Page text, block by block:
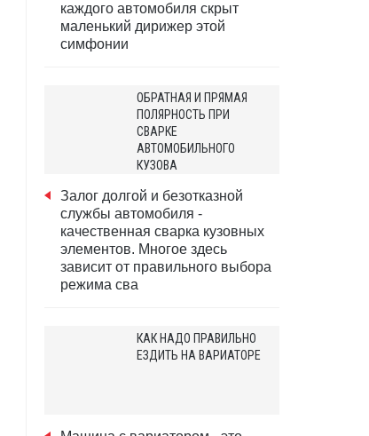
каждого автомобиля скрыт
маленький дирижер этой
симфонии
ОБРАТНАЯ И ПРЯМАЯ
ПОЛЯРНОСТЬ ПРИ
СВАРКЕ
АВТОМОБИЛЬНОГО
КУЗОВА
Залог долгой и безотказной
службы автомобиля -
качественная сварка кузовных
элементов. Многое здесь
зависит от правильного выбора
режима сва
КАК НАДО ПРАВИЛЬНО
ЕЗДИТЬ НА ВАРИАТОРЕ